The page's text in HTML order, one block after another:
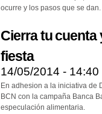
ocurre y los pasos que se dan.
Cierra tu
fiesta
14/05/2014 - 14:40
En adhesion a la iniciativa de
BCN con la campaña Banca
especulación alimentaria.